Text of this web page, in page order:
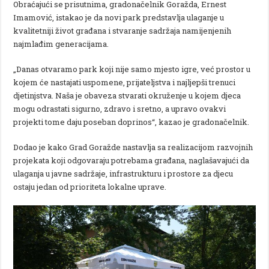
Obraćajući se prisutnima, gradonačelnik Goražda, Ernest
Imamović, istakao je da novi park predstavlja ulaganje u
kvalitetniji život građana i stvaranje sadržaja namijenjenih
najmlađim generacijama.
„Danas otvaramo park koji nije samo mjesto igre, već prostor u
kojem će nastajati uspomene, prijateljstva i najljepši trenuci
djetinjstva. Naša je obaveza stvarati okruženje u kojem djeca
mogu odrastati sigurno, zdravo i sretno, a upravo ovakvi
projekti tome daju poseban doprinos“, kazao je gradonačelnik.
Dodao je kako Grad Goražde nastavlja sa realizacijom razvojnih
projekata koji odgovaraju potrebama građana, naglašavajući da
ulaganja u javne sadržaje, infrastrukturu i prostore za djecu
ostaju jedan od prioriteta lokalne uprave.